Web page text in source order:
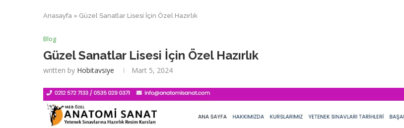
Anasayfa » Güzel Sanatlar Lisesi İçin Özel Hazırlık
Blog
Güzel Sanatlar Lisesi İçin Özel Hazırlık
written by Hobitavsiye Mart 5, 2024